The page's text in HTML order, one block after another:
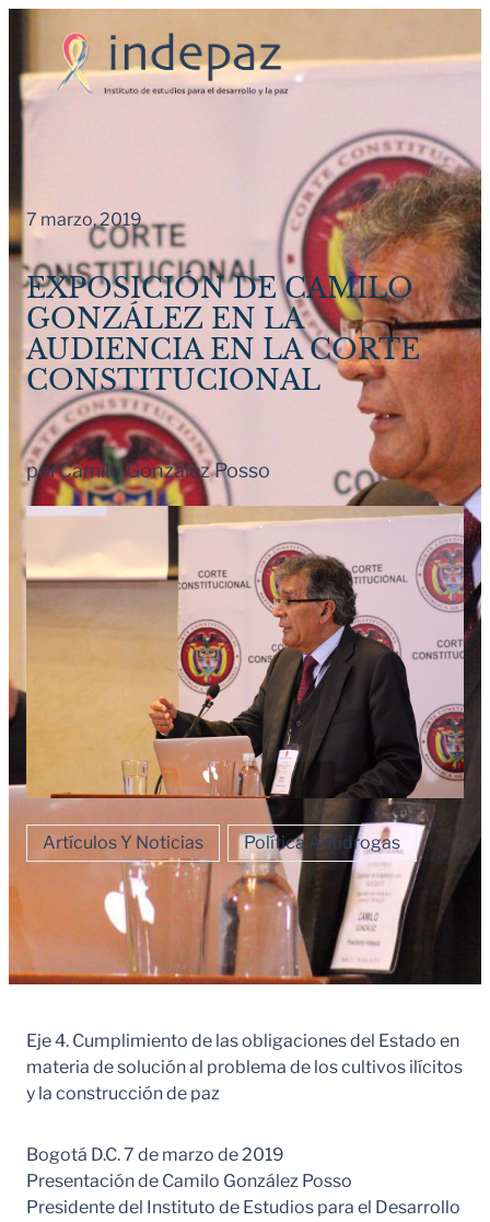
contenido
7 marzo, 2019
EXPOSICIÓN DE CAMILO
GONZÁLEZ EN LA
AUDIENCIA EN LA CORTE
CONSTITUCIONAL
porCamilo Gonzalez Posso
Artículos Y Noticias Política Antidrogas
Eje 4. Cumplimiento de las obligaciones del Estado en
materia de solución al problema de los cultivos ilícitos
y la construcción de paz
Bogotá D.C. 7 de marzo de 2019
Presentación de Camilo González Posso
Presidente del Instituto de Estudios para el Desarrollo